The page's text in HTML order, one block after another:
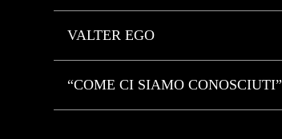
VALTER EGO
“COME CI SIAMO CONOSCIUTI”